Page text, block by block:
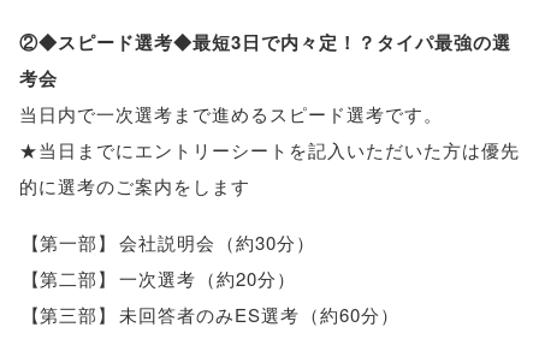
②◆スピード選考◆最短3日で内々定！？タイパ最強の選
考会
当日内で一次選考まで進めるスピード選考です。
★当日までにエントリーシートを記入いただいた方は優先
的に選考のご案内をします
【第一部】 会社説明会 （約30分）
【第二部】 一次選考 （約20分）
【第三部】 未回答者のみES選考 （約60分）